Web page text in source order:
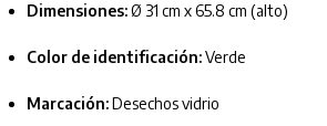
Dimensiones:Ø 31 cm x 65.8 cm (alto)
Color de identificación:Verde
Marcación:Desechos vidrio